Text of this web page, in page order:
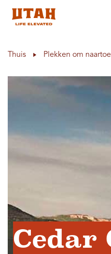
Thuis Plekken om
Cedar